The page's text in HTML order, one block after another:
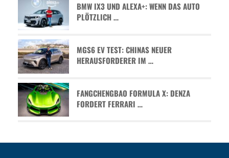
BMW IX3 UND ALEXA+: WENN DAS AUTO
PLÖTZLICH …
MGS6 EV TEST: CHINAS NEUER
HERAUSFORDERER IM …
FANGCHENGBAO FORMULA X: DENZA
FORDERT FERRARI …